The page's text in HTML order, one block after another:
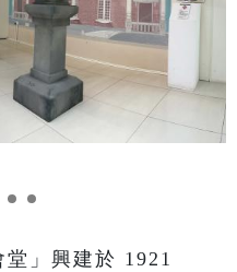
」興建於 1921